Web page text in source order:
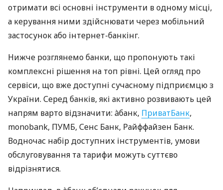
отримати всі основні інструменти в одному місці,
а керування ними здійснювати через мобільний
застосунок або інтернет-банкінг.
Нижче розглянемо банки, що пропонують такі
комплексні рішення на топ рівні. Цей огляд про
сервіси, що вже доступні сучасному підприємцю з
України. Серед банків, які активно розвивають цей
напрям варто відзначити: àбанк, ПриватБанк,
monobank, ПУМБ, Сенс Банк, Райффайзен Банк.
Водночас набір доступних інструментів, умови
обслуговування та тарифи можуть суттєво
відрізнятися.